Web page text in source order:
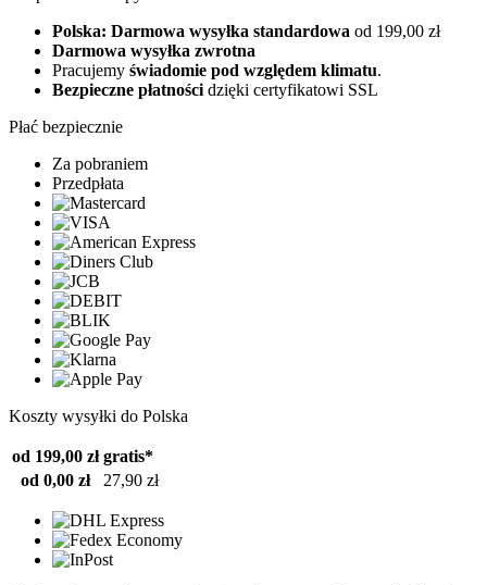
Polska: Darmowa wysyłka standardowa od 199,00 zł
Darmowa wysyłka zwrotna
Pracujemy świadomie pod względem klimatu.
Bezpieczne płatności dzięki certyfikatowi SSL
Płać bezpiecznie
Za pobraniem
Przedpłata
Koszty wysyłki do Polska
od 199,00 zł gratis*
od 0,00 zł
27,90 zł